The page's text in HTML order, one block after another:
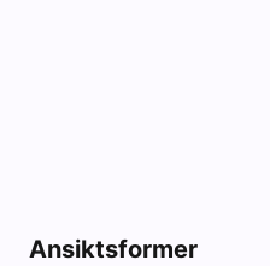
Ansiktsformer